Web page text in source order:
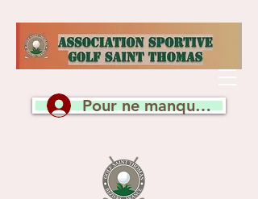
Pour ne manquer